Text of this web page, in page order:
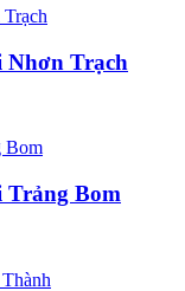
Nhơn Trạch
Trảng Bom